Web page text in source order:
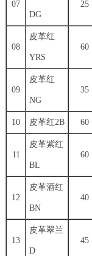
07
DG
25
08
皮革红
YRS
60
09
皮革红
NG
35
10 皮革红2B 60
11
皮革紫红
BL
60
12
皮革酒红
BN
40
13
皮革翠兰
D
45